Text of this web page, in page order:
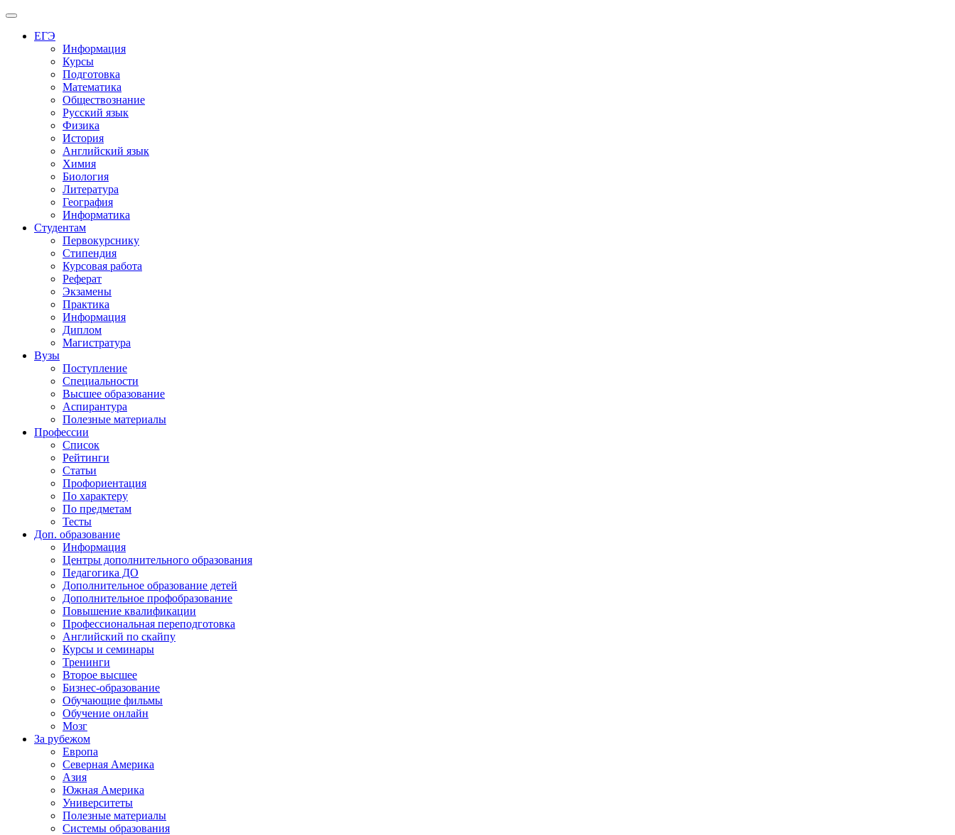
Меню
ЕГЭ
Информация
Курсы
Подготовка
Математика
Обществознание
Русский язык
Физика
История
Английский язык
Химия
Биология
Литература
География
Информатика
Студентам
Первокурснику
Стипендия
Курсовая работа
Реферат
Экзамены
Практика
Информация
Диплом
Магистратура
Вузы
Поступление
Специальности
Высшее образование
Аспирантура
Полезные материалы
Профессии
Список
Рейтинги
Статьи
Профориентация
По характеру
По предметам
Тесты
Доп. образование
Информация
Центры дополнительного образования
Педагогика ДО
Дополнительное образование детей
Дополнительное профобразование
Повышение квалификации
Профессиональная переподготовка
Английский по скайпу
Курсы и семинары
Тренинги
Второе высшее
Бизнес-образование
Обучающие фильмы
Обучение онлайн
Мозг
За рубежом
Европа
Северная Америка
Азия
Южная Америка
Университеты
Полезные материалы
Системы образования